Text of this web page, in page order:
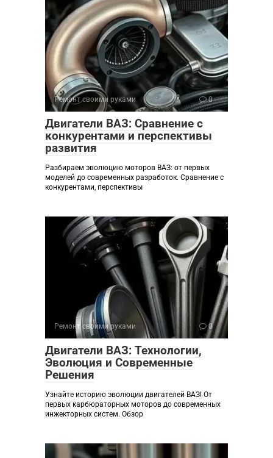
Ремонт своими руками 0
Двигатели ВАЗ: Сравнение с
конкурентами и перспективы
развития
Разбираем эволюцию моторов ВАЗ: от первых
моделей до современных разработок. Сравнение с
конкурентами, перспективы
Ремонт своими руками 0
Двигатели ВАЗ: Технологии,
Эволюция и Современные
Решения
Узнайте историю эволюции двигателей ВАЗ! От
первых карбюраторных моторов до современных
инжекторных систем. Обзор